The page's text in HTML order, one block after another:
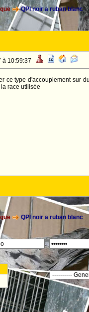
QPI noir a ruban blanc
à 10:59:37
ce type d'accouplement sur
race utilisée
QPI noir a ruban blanc